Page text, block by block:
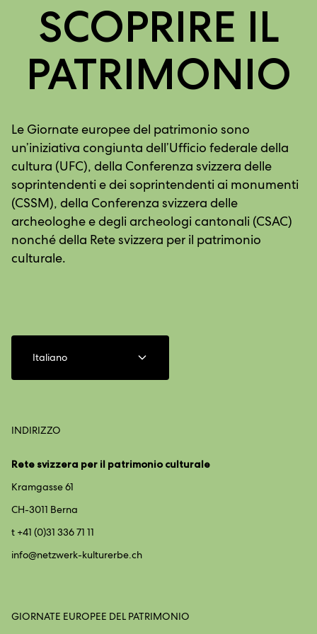
SCOPRIRE IL
PATRIMONIO
Le Giornate europee del patrimonio sono
un’iniziativa congiunta dell’Ufficio federale della
cultura (UFC), della Conferenza svizzera delle
soprintendenti e dei soprintendenti ai monumenti
(CSSM), della Conferenza svizzera delle
archeologhe e degli archeologi cantonali (CSAC)
nonché della Rete svizzera per il patrimonio
culturale.
Italiano
INDIRIZZO
Rete svizzera per il patrimonio culturale
Kramgasse 61
CH-3011 Berna
t +41 (0)31 336 71 11
info@netzwerk-kulturerbe.ch
GIORNATE EUROPEE DEL PATRIMONIO